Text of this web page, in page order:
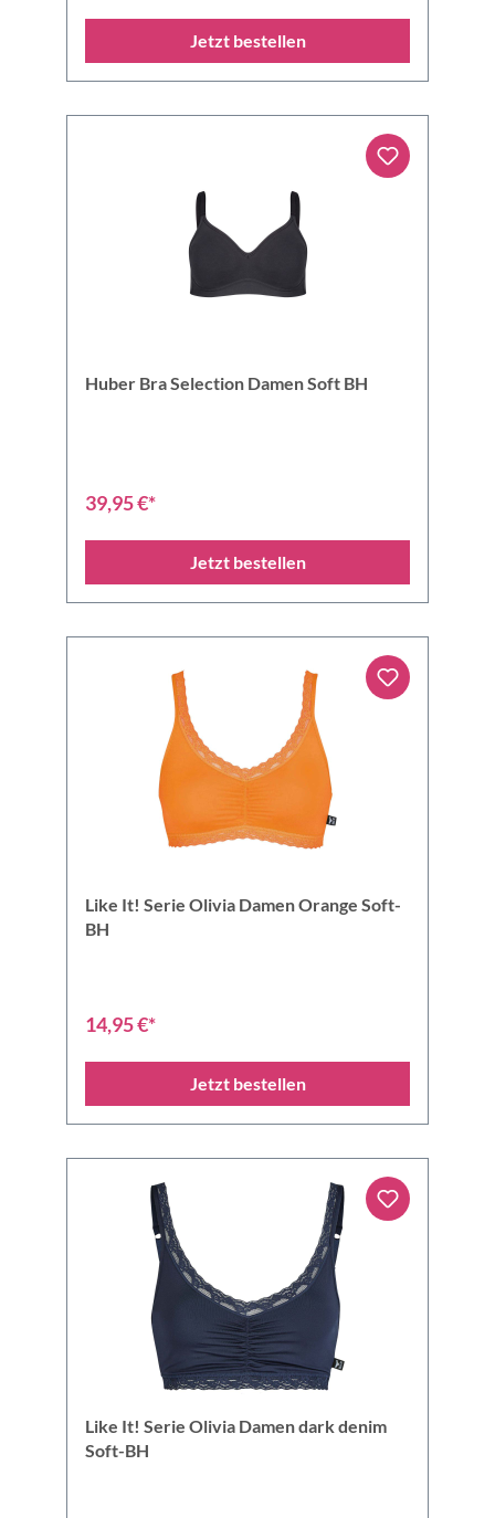
Jetzt bestellen
Huber Bra Selection Damen Soft BH
39,95 €*
Jetzt bestellen
Like It! Serie Olivia Damen Orange Soft-
BH
14,95 €*
Jetzt bestellen
Like It! Serie Olivia Damen dark denim
Soft-BH